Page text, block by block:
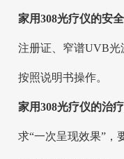
家用308光疗仪的安
注册证、窄谱UVB光
按照说明书操作。
家用308光疗仪的治
求“一次呈现效果”，